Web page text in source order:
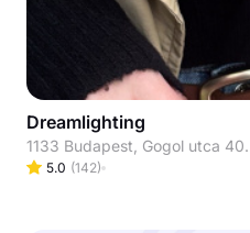
Dreamlighting
1133 Budapest, Gogol utca 40.
5.0 (142)